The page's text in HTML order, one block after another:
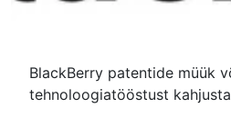
BlackBerry patentide müük
tehnoloogiatööstust